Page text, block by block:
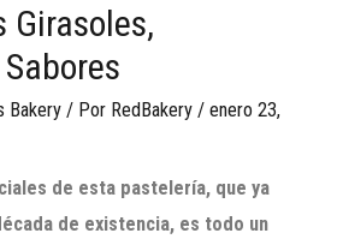
Girasoles,
Bakery / Por RedBakery /enero 23,
de esta pastelería, queya
de existencia, es todo un